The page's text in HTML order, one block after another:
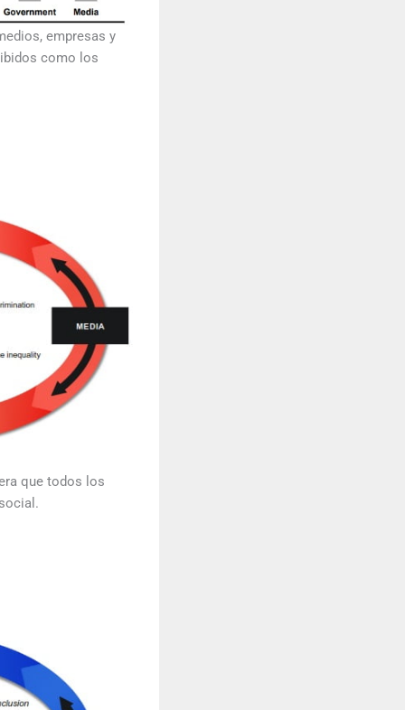
empresas y
como los
que todos los